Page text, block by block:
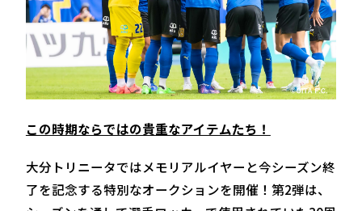
この時期ならではの貴重なアイテムたち！
大分トリニータではメモリアルイヤーと今シーズン終
了を記念する特別なオークションを開催！第2弾は、